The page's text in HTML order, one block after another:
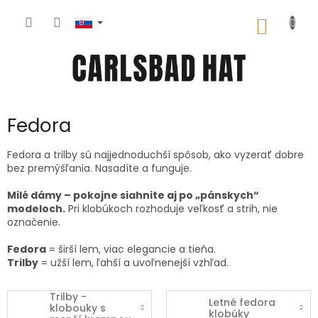
Fedora
Fedora a trilby sú najjednoduchší spôsob, ako vyzerať dobre
bez premýšľania. Nasadíte a funguje.
Milé dámy – pokojne siahnite aj po „pánskych“
modeloch. Pri klobúkoch rozhoduje veľkosť a strih, nie
označenie.
Fedora = širší lem, viac elegancie a tieňa.
Trilby = užší lem, ľahší a uvoľnenejší vzhľad.
Trilby -
klobouky s
Letné fedora
klobúky